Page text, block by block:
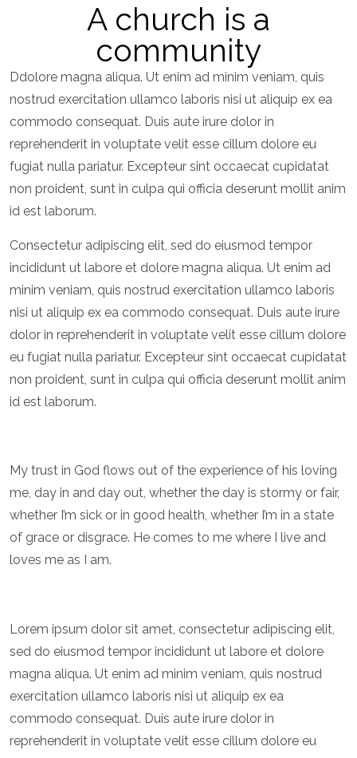
A church is a
community
Ddolore magna aliqua. Ut enim ad minim veniam, quis
nostrud exercitation ullamco laboris nisi ut aliquip ex ea
commodo consequat. Duis aute irure dolor in
reprehenderit in voluptate velit esse cillum dolore eu
fugiat nulla pariatur. Excepteur sint occaecat cupidatat
non proident, sunt in culpa qui officia deserunt mollit anim
id est laborum.
Consectetur adipiscing elit, sed do eiusmod tempor
incididunt ut labore et dolore magna aliqua. Ut enim ad
minim veniam, quis nostrud exercitation ullamco laboris
nisi ut aliquip ex ea commodo consequat. Duis aute irure
dolor in reprehenderit in voluptate velit esse cillum dolore
eu fugiat nulla pariatur. Excepteur sint occaecat cupidatat
non proident, sunt in culpa qui officia deserunt mollit anim
id est laborum.
My trust in God flows out of the experience of his loving
me, day in and day out, whether the day is stormy or fair,
whether I’m sick or in good health, whether I’m in a state
of grace or disgrace. He comes to me where I live and
loves me as I am.
Lorem ipsum dolor sit amet, consectetur adipiscing elit,
sed do eiusmod tempor incididunt ut labore et dolore
magna aliqua. Ut enim ad minim veniam, quis nostrud
exercitation ullamco laboris nisi ut aliquip ex ea
commodo consequat. Duis aute irure dolor in
reprehenderit in voluptate velit esse cillum dolore eu